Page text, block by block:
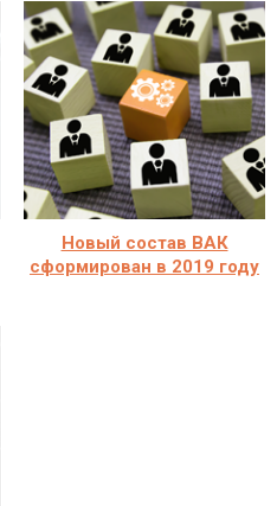
Новый состав ВАК
сформирован в 2019 году